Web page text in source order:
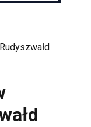
Rudyszwałd